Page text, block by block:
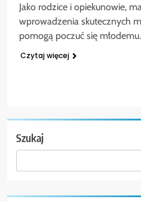
Jako rodzice i opiekunowie,
wprowadzenia skutecznych
pomogą poczuć się
Czytaj więcej
Szukaj